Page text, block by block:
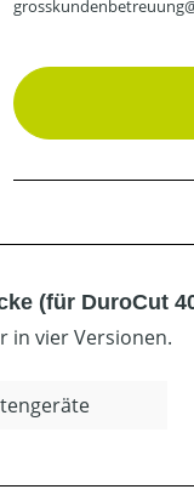
(für DuroCut
in vier Versionen.